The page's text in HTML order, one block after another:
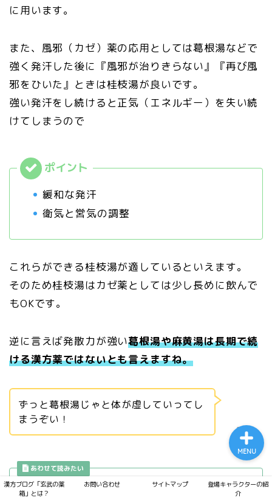
に用います。
また、風邪（カゼ）薬の応用としては葛根湯などで
強く発汗した後に『風邪が治りきらない』『再び風
邪をひいた』ときは桂枝湯が良いです。
強い発汗をし続けると正気（エネルギー）を失い続
けてしまうので
緩和な発汗
衛気と営気の調整
これらができる桂枝湯が適しているといえます。
そのため桂枝湯はカゼ薬としては少し長めに飲んで
もOKです。
逆に言えば発散力が強い葛根湯や麻黄湯は長期で続
ける漢方薬ではないとも言えますね。
黄老師
ずっと葛根湯じゃと体が虚していってし
まうぞい！
夏の風邪に葛根湯？注意しなき
漢方ブログ「玄武の薬
箱」とは？
お問い合わせ サイトマップ
登場キャラクターの紹
介
MENU
サイトマップ
漢方ブログ「玄武の薬箱」